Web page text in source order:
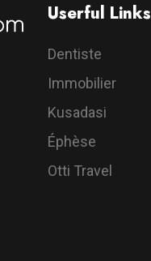
Userful Links
Dentiste
Immobilier
Kusadasi
Éphèse
Otti Travel